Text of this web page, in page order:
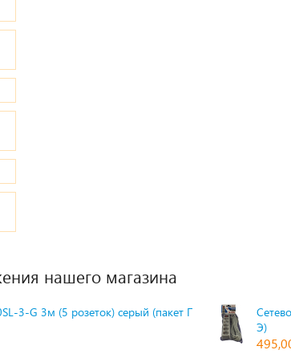
нашего магазина
3-G 3м (5 розеток) серый (пакет П
Э)